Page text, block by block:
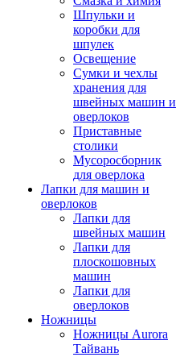
Шпульки и
коробки для
шпулек
Освещение
Сумки и чехлы
хранения для
швейных машин и
оверлоков
Приставные
столики
Мусоросборник
для оверлока
Лапки для машин и
оверлоков
Лапки для
швейных машин
Лапки для
плоскошовных
машин
Лапки для
оверлоков
Ножницы
Ножницы Aurora
Тайвань